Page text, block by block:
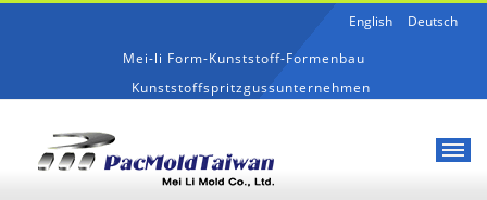
English
Deutsch
Mei-li Form-Kunststoff-Formenbau
Kunststoffspritzgussunternehmen